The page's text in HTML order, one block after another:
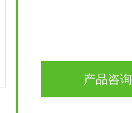
产品咨询